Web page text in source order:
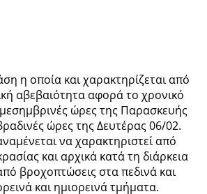
η οποία και χαρακτηρίζεται από
αβεβαιότητα αφορά το χρονικό
ώρες της Παρασκευής
ώρες της Δευτέρας 06/02.
να χαρακτηριστεί από
και αρχικά κατά τη διάρκεια
βροχοπτώσεις στα πεδινά και
και ημιορεινά τμήματα.